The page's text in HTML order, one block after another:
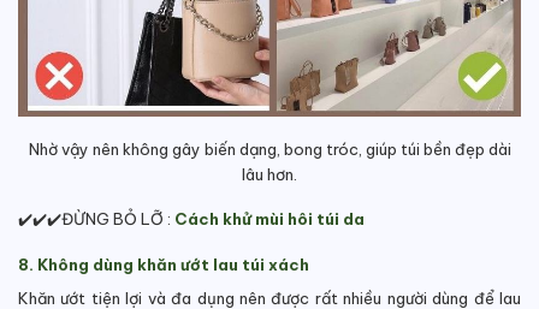
Nhờ vậy nên không gây biến dạng, bong tróc, giúp túi bền đẹp dài
lâu hơn.
✔️✔️✔️ĐỪNG BỎ LỠ : Cách khử mùi hôi túi da
8. Không dùng khăn ướt lau túi xách
Khăn ướt tiện lợi và đa dụng nên được rất nhiều người dùng để lau